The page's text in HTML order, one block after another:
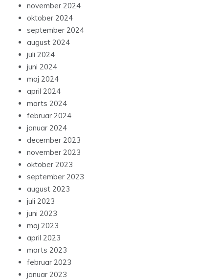
november 2024
oktober 2024
september 2024
august 2024
juli 2024
juni 2024
maj 2024
april 2024
marts 2024
februar 2024
januar 2024
december 2023
november 2023
oktober 2023
september 2023
august 2023
juli 2023
juni 2023
maj 2023
april 2023
marts 2023
februar 2023
januar 2023